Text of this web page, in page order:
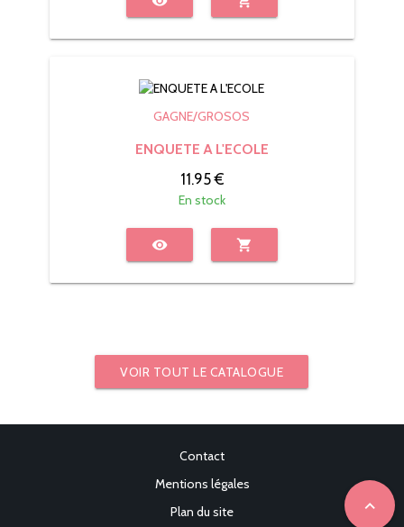
GAGNE/GROSOS
ENQUETE A L'ECOLE
11.95 €
En stock
visibility shopping_cart
VOIR TOUT LE CATALOGUE
expand_less
Contact
Mentions légales
Plan du site